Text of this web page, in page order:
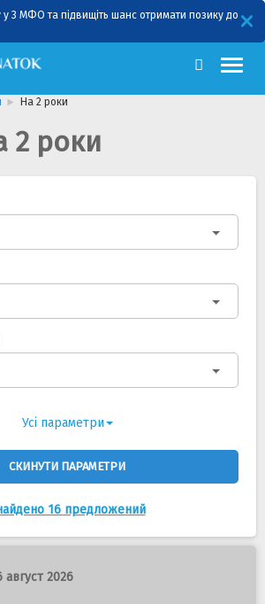
у 3 МФО та підвищіть шанс отримати позику до
RU UA
На 2 роки
2 роки
Усі параметри
СКИНУТИ ПАРАМЕТРИ
16 предложений
2026